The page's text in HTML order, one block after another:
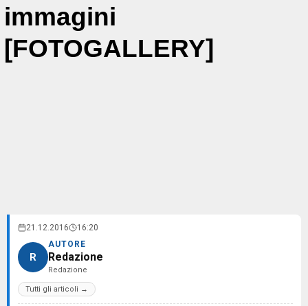
immagini
[FOTOGALLERY]
21.12.2016 16:20
R
AUTORE
Redazione
Redazione
Tutti gli articoli →